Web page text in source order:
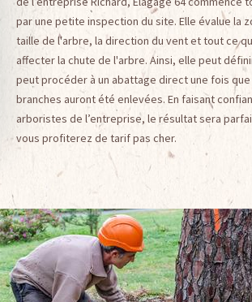
par une petite inspection du site. Elle évalue la
taille de l'arbre, la direction du vent et tout ce
affecter la chute de l'arbre. Ainsi, elle peut
peut procéder à un abattage direct une fois que
branches auront été enlevées. En faisant
arboristes de l’entreprise, le résultat sera
vous profiterez de tarif pas cher.